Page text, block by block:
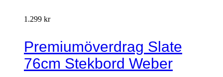
1.299 kr
Premiumöverdrag Slate
76cm Stekbord Weber